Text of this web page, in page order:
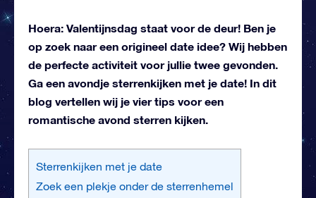
Hoera: Valentijnsdag staat voor de deur! Ben je
op zoek naar een origineel date idee? Wij hebben
de perfecte activiteit voor jullie twee gevonden.
Ga een avondje sterrenkijken met je date! In dit
blog vertellen wij je vier tips voor een
romantische avond sterren kijken.
Sterrenkijken met je date
Zoek een plekje onder de sterrenhemel